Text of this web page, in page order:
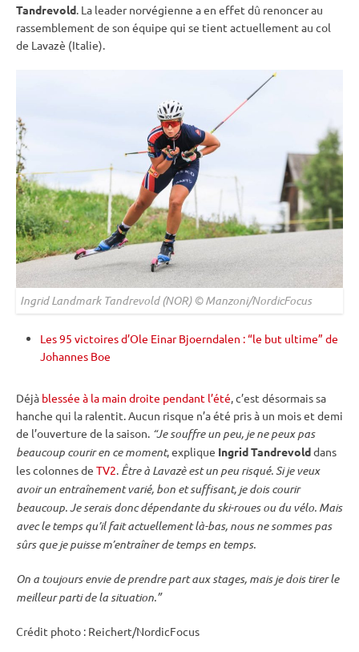
Tandrevold. La leader norvégienne a en effet dû renoncer au
rassemblement de son équipe qui se tient actuellement au col
de Lavazè (Italie).
Ingrid Landmark Tandrevold (NOR) © Manzoni/NordicFocus
Les 95 victoires d’Ole Einar Bjoerndalen : “le but ultime” de
Johannes Boe
Déjà blessée à la main droite pendant l’été, c’est désormais sa
hanche qui la ralentit. Aucun risque n’a été pris à un mois et demi
de l’ouverture de la saison. “Je souffre un peu, je ne peux pas
beaucoup courir en ce moment, explique Ingrid Tandrevolddans
les colonnes de TV2. Être à Lavazè est un peu risqué. Si je veux
avoir un entraînement varié, bon et suffisant, je dois courir
beaucoup. Je serais donc dépendante du ski-rouesou du vélo. Mais
avec le temps qu’il fait actuellement là-bas, nous ne sommes pas
sûrs que je puisse m’entraîner de temps en temps.
On a toujours envie de prendre part aux stages, mais je dois tirer le
meilleur parti de la situation.”
Crédit photo : Reichert/NordicFocus